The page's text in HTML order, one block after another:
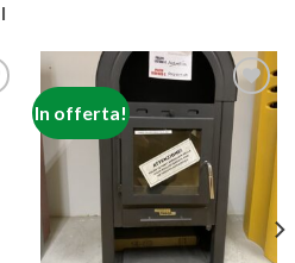
In offerta!
Aggiungi
alla lista
dei
desideri